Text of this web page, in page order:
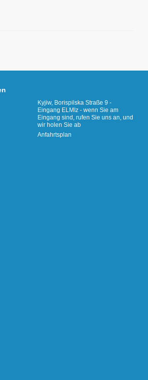
Kyjiw, Borispilska Straße 9 -
Eingang ELMIz - wenn Sie am
Eingang sind, rufen Sie uns an, und
wir holen Sie ab
Anfahrtsplan